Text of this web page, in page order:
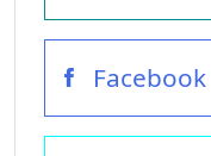
Facebook